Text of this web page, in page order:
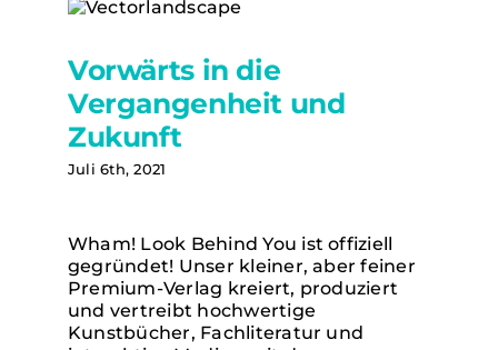
Vorwärts in die Vergangenheit und
Zukunft
Vorwärts in die
Vergangenheit und
Zukunft
Juli 6th, 2021
Wham! Look Behind You ist offiziell
gegründet! Unser kleiner, aber feiner
Premium-Verlag kreiert, produziert
und vertreibt hochwertige
Kunstbücher, Fachliteratur und